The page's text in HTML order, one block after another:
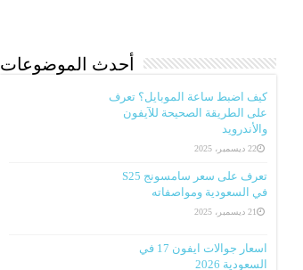
أحدث الموضوعات
كيف اضبط ساعة الموبايل؟ تعرف
على الطريقة الصحيحة للآيفون
والأندرويد
22 ديسمبر، 2025
تعرف على سعر سامسونج S25
في السعودية ومواصفاته
21 ديسمبر، 2025
اسعار جوالات ايفون 17 في
السعودية 2026